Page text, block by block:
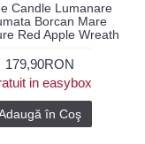
Candle Lumanare
Borcan Mare
Red Apple Wreath
179,90RON
in easybox
în Coş